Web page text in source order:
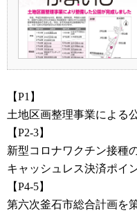
【P1】
土地区画整理事業による
【P2-3】
新型コロナワクチン接種
キャッシュレス決済ポ
【P4-5】
第六次釜石市総合計画を